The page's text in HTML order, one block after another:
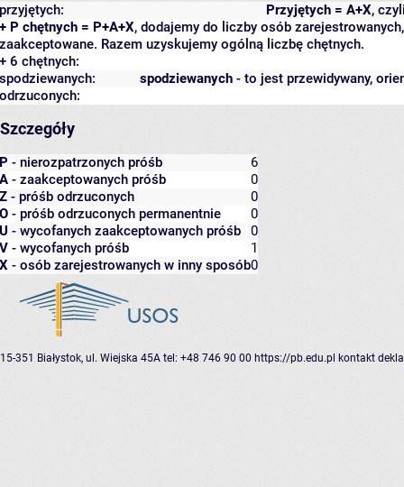
Przyjętych = A+X,
przyjętych:
+ P chętnych = P+A+X, dodajemy do liczby osób
zaakceptowane. Razem uzyskujemy ogólną liczbę chętnych.
+ 6 chętnych:
spodziewanych - to jest przewidywany,
spodziewanych:
odrzuconych:
Szczegóły
P - nierozpatrzonych próśb
6
A - zaakceptowanych próśb
0
Z - próśb odrzuconych
0
O - próśb odrzuconych permanentnie
0
U - wycofanych zaakceptowanych próśb
0
V - wycofanych próśb
1
X - osób zarejestrowanych w inny sposób0
15-351 Białystok, ul. Wiejska 45A tel: +48 746 90 00 https://pb.edu.pl kontakt